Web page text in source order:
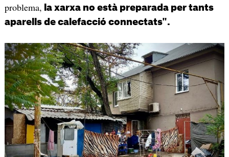
problema, la xarxa no està preparada per tants
aparells de calefacció connectats".